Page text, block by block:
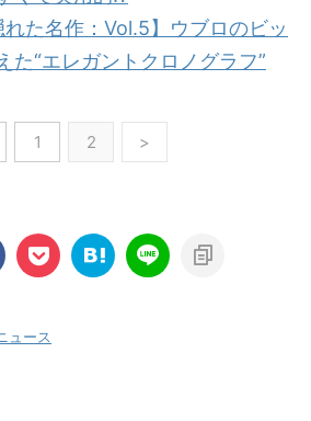
た名作：Vol.5】ウブロのビッ
た“エレガントクロノグラフ”
1 2 >
ュース